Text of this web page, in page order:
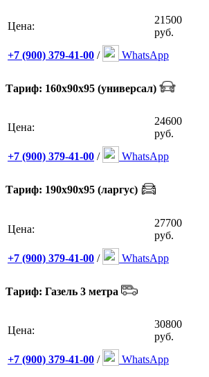
Цена:
21500
руб.
+7 (900) 379-41-00 / WhatsApp
Тариф: 160х90х95 (универсал)
Цена:
24600
руб.
+7 (900) 379-41-00 / WhatsApp
Тариф: 190х90х95 (ларгус)
Цена:
27700
руб.
+7 (900) 379-41-00 / WhatsApp
Тариф: Газель 3 метра
Цена:
30800
руб.
+7 (900) 379-41-00 / WhatsApp